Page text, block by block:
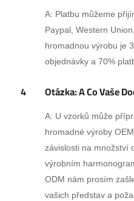
A: Platbu můžeme
Paypal, Western
hromadnou výrobu je
objednávky a 70%
4 Otázka: A Co Vaše
A: U vzorků může
hromadné výroby
závislosti na množství
výrobním
ODM nám prosím
vašich představ a